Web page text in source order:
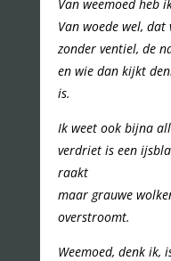
Van weemoed heb
Van woede wel,
zonder ventiel, de
en wie dan kijkt
is.
Ik weet ook bijna
verdriet is een
raakt
maar grauwe
overstroomt.
Weemoed, denk ik,